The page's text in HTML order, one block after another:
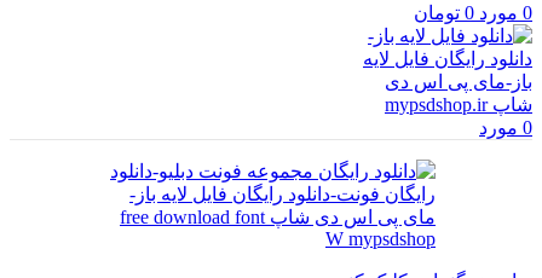
0 مورد 0 تومان
0 مورد